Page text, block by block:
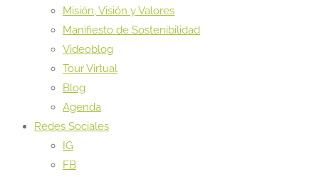
Misión, Visión y Valores
Manifiesto de Sostenibilidad
Videoblog
Tour Virtual
Blog
Agenda
Redes Sociales
IG
FB